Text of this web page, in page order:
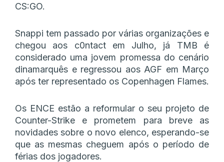
CS:GO.
Snappi tem passado por várias organizações e
chegou aos c0ntact em Julho, já TMB é
considerado uma jovem promessa do cenário
dinamarquês e regressou aos AGF em Março
após ter representado os Copenhagen Flames.
Os ENCE estão a reformular o seu projeto de
Counter-Strike e prometem para breve as
novidades sobre o novo elenco, esperando-se
que as mesmas cheguem após o período de
férias dos jogadores.